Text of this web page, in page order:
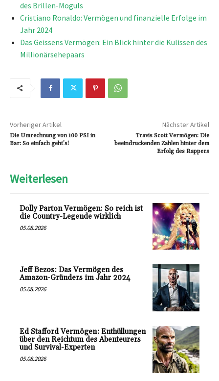
des Brillen-Moguls
Cristiano Ronaldo: Vermögen und finanzielle Erfolge im
Jahr 2024
Das Geissens Vermögen: Ein Blick hinter die Kulissen des
Millionärsehepaars
Vorheriger Artikel
Die Umrechnung von 100 PSI in
Bar: So einfach geht’s!
Nächster Artikel
Travis Scott Vermögen: Die
beeindruckenden Zahlen hinter dem
Erfolg des Rappers
Weiterlesen
Dolly Parton Vermögen: So reich ist
die Country-Legende wirklich
05.08.2026
Jeff Bezos: Das Vermögen des
Amazon-Gründers im Jahr 2024
05.08.2026
Ed Stafford Vermögen: Enthüllungen
über den Reichtum des Abenteurers
und Survival-Experten
05.08.2026